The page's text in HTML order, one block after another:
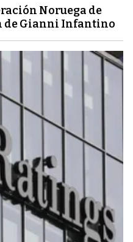
Noruega de
de Gianni Infantino